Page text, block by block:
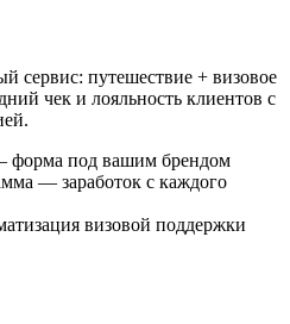
сервис: путешествие + визовое
чек и лояльность клиентов с
форма под вашим брендом
— заработок с каждого
визовой поддержки